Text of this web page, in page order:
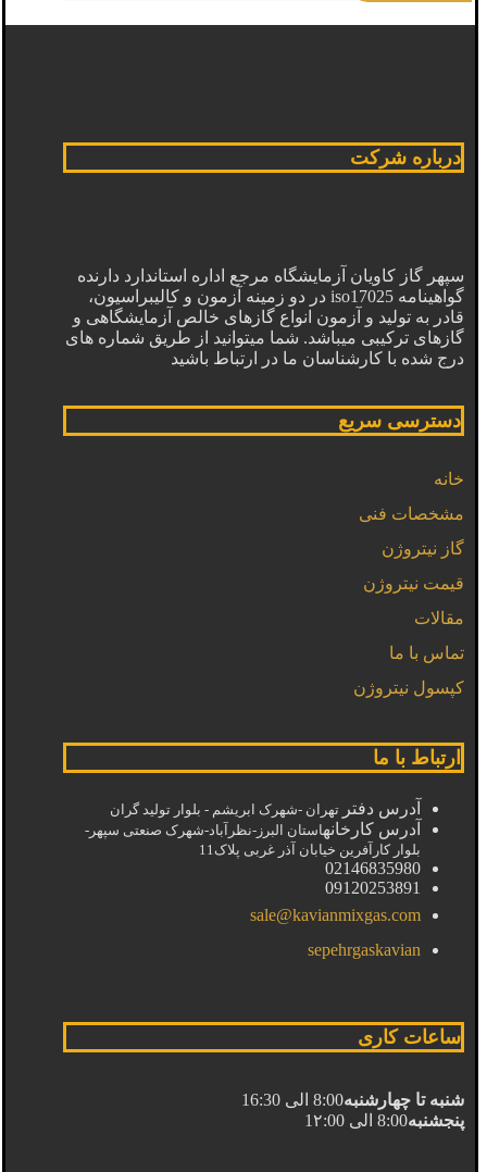
درباره شرکت
سپهر گاز کاویان آزمایشگاه مرجع اداره استاندارد دارنده
گواهینامه iso17025 در دو زمینه آزمون و کالیبراسیون،
قادر به تولید و آزمون انواع گازهای خالص آزمایشگاهی و
گازهای ترکیبی میباشد. شما میتوانید از طریق شماره های
درج شده با کارشناسان ما در ارتباط باشید
دسترسی سریع
خانه
مشخصات فنی
گاز نیتروژن
قیمت نیتروژن
مقالات
تماس با ما
کپسول نیتروژن
ارتباط با ما
آدرس دفتر تهران -شهرک ابریشم - بلوار تولید گران
آدرس کارخانهاستان البرز-نظرآباد-شهرک صنعتی سپهر-
بلوار کارآفرین خیابان آذر غربی پلاک11
02146835980
09120253891
sale@kavianmixgas.com
sepehrgaskavian
ساعات کاری
شنبه تا چهارشنبه8:00 الی 16:30
پنجشنبه8:00 الی 1۲:00